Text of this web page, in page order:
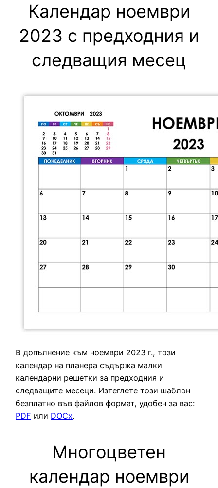
Календар ноември
2023 с предходния и
следващия месец
В допълнение към ноември 2023 г., този
календар на планера съдържа малки
календарни решетки за предходния и
следващите месеци. Изтеглете този шаблон
безплатно във файлов формат, удобен за вас:
PDF или DOCx.
Многоцветен
календар ноември